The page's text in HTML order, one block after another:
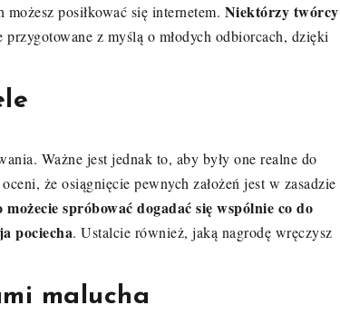
posiłkować się internetem. Niektórzy twórcy
przygotowane z myślą o młodych odbiorcach, dzięki
Ważne jest jednak to, aby były one realne do
że osiągnięcie pewnych założeń jest w zasadzie
możecie spróbować dogadać się wspólnie co do
pociecha. Ustalcie również, jaką nagrodę wręczysz
malucha